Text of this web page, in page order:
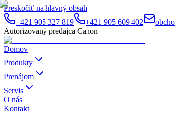
Preskočiť na hlavný obsah
+421 905 327 819
+421 905 609 402
Autorizovaný predajca Canon
Domov
Produkty
Prenájom
Servis
O nás
Kontakt